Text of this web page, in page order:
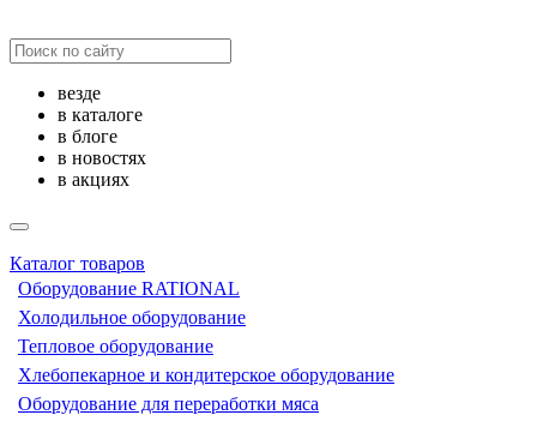
везде
в каталоге
в блоге
в новостях
в акциях
Каталог товаров
Оборудование RATIONAL
Холодильное оборудование
Тепловое оборудование
Хлебопекарное и кондитерское оборудование
Оборудование для переработки мяса